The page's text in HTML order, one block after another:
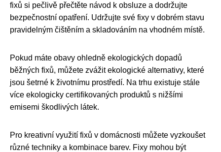
fixů si pečlivě přečtěte návod k obsluze a dodržujte
bezpečnostní opatření. Udržujte své fixy v dobrém stavu
pravidelným čištěním a skladováním na vhodném místě.
Pokud máte obavy ohledně ekologických dopadů
běžných fixů, můžete zvážit ekologické alternativy, které
jsou šetrné k životnímu prostředí. Na trhu existuje stále
více ekologicky certifikovaných produktů s nižšími
emisemi škodlivých látek.
Pro kreativní využití fixů v domácnosti můžete vyzkoušet
různé techniky a kombinace barev. Fixy mohou být